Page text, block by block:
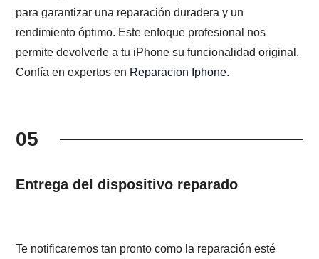
para garantizar una reparación duradera y un
rendimiento óptimo. Este enfoque profesional nos
permite devolverle a tu iPhone su funcionalidad original.
Confía en expertos en Reparacion Iphone.
05
Entrega del dispositivo reparado
Te notificaremos tan pronto como la reparación esté